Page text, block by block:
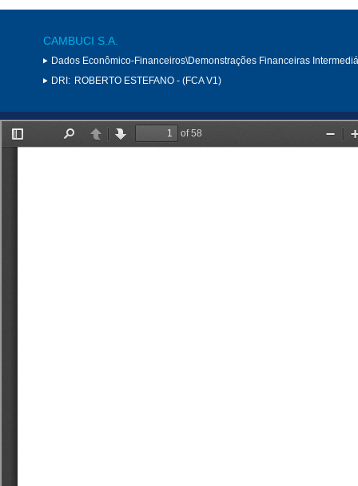
CAMBUCI S.A.
Dados Econômico-Financeiros\Demonstrações Financeiras
DRI: ROBERTO ESTEFANO - (FCA V1)